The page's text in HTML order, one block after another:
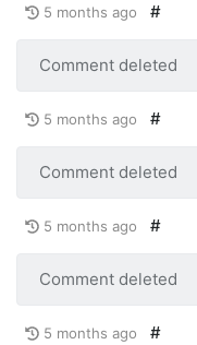
5 months ago #
Comment deleted
5 months ago #
Comment deleted
5 months ago #
Comment deleted
5 months ago #